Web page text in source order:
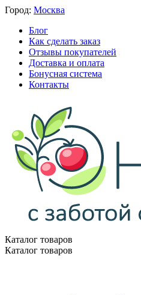
Город: Москва
Блог
Как сделать заказ
Отзывы покупателей
Доставка и оплата
Бонусная система
Контакты
Каталог товаров
Каталог товаров